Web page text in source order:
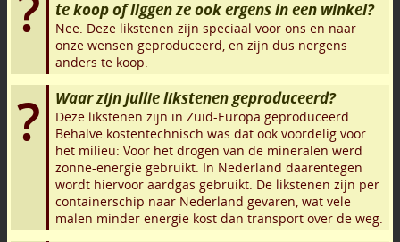
te koop of liggen ze ook ergens in een winkel?
Nee. Deze likstenen zijn speciaal voor ons en naar
onze wensen geproduceerd, en zijn dus nergens
anders te koop.
Waar zijn jullie likstenen geproduceerd?
Deze likstenen zijn in Zuid-Europa geproduceerd.
Behalve kostentechnisch was dat ook voordelig voor
het milieu: Voor het drogen van de mineralen werd
zonne-energie gebruikt. In Nederland daarentegen
wordt hiervoor aardgas gebruikt. De likstenen zijn per
containerschip naar Nederland gevaren, wat vele
malen minder energie kost dan transport over de weg.